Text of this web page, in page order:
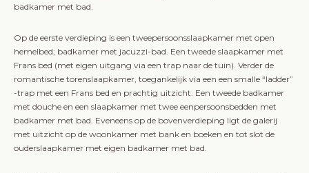
badkamer met bad.
Op de eerste verdieping is een tweepersoonsslaapkamer met open
hemelbed; badkamer met jacuzzi-bad. Een tweede slaapkamer met
Frans bed (met eigen uitgang via een trap naar de tuin). Verder de
romantische torenslaapkamer, toegankelijk via een een smalle “ladder”
-trap met een Frans bed en prachtig uitzicht. Een tweede badkamer
met douche en een slaapkamer met twee eenpersoonsbedden met
badkamer met bad. Eveneens op de bovenverdieping ligt de galerij
met uitzicht op de woonkamer met bank en boeken en tot slot de
ouderslaapkamer met eigen badkamer met bad.